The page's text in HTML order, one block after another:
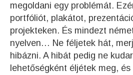
megoldani egy problémát.
portfóliót, plakátot,
projekteken. És mindezt
nyelven… Ne féljetek hát,
hibázni. A hibát pedig ne
lehetőségként éljétek meg,